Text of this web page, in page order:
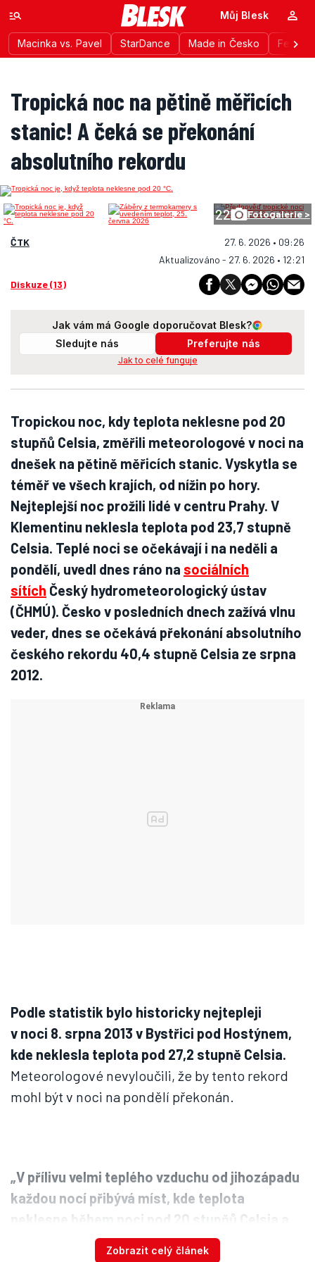
Macinka vs. Pavel StarDance Made in Česko
Můj Blesk
Tropická noc na pětině měřicích
stanic! A čeká se překonání
absolutního rekordu
22 Fotogalerie >
ČTK
27. 6. 2026 • 09:26
Aktualizováno - 27. 6. 2026 • 12:21
Diskuze (13)
Jak vám má Google doporučovat Blesk?
Sledujte nás
Preferujte nás
Jak to celé funguje
Tropickou noc, kdy teplota neklesne pod 20
stupňů Celsia, změřili meteorologové v noci na
dnešek na pětině měřicích stanic. Vyskytla se
téměř ve všech krajích, od nížin po hory.
Nejteplejší noc prožili lidé v centru Prahy. V
Klementinu neklesla teplota pod 23,7 stupně
Celsia. Teplé noci se očekávají i na neděli a
pondělí, uvedl dnes ráno na sociálních
sítích Český hydrometeorologický ústav
(ČHMÚ). Česko v posledních dnech zažívá vlnu
veder, dnes se očekává překonání absolutního
českého rekordu 40,4 stupně Celsia ze srpna
2012.
Podle statistik bylo historicky nejtepleji
v noci 8. srpna 2013 v Bystřici pod Hostýnem,
kde neklesla teplota pod 27,2 stupně Celsia.
Meteorologové nevyloučili, že by tento rekord
mohl být v noci na pondělí překonán.
„V přílivu velmi teplého vzduchu od jihozápadu
každou nocí přibývá míst, kde teplota
neklesne během noci pod 20 stupňů Celsia a
vyskytne se takzvaná tropická noc. Dnes ráno
Zobrazit celý článek